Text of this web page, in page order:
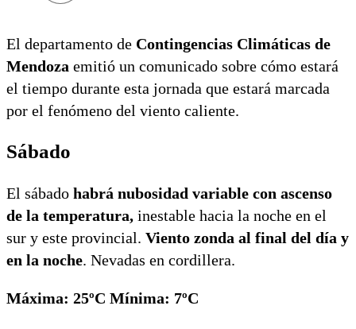
El departamento de Contingencias Climáticas de
Mendoza emitió un comunicado sobre cómo estará
el tiempo durante esta jornada que estará marcada
por el fenómeno del viento caliente.
Sábado
El sábado habrá nubosidad variable con ascenso
de la temperatura, inestable hacia la noche en el
sur y este provincial. Viento zonda al final del día y
en la noche. Nevadas en cordillera.
Máxima: 25ºC Mínima: 7ºC